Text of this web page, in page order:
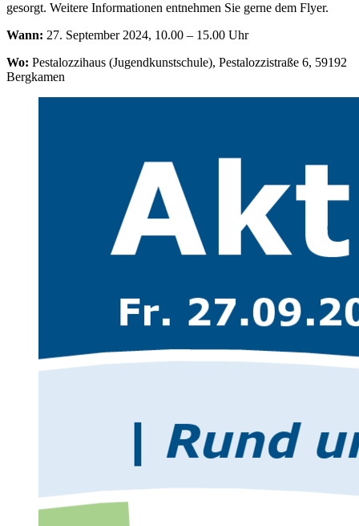
gesorgt. Weitere Informationen entnehmen Sie gerne dem Flyer.
Wann: 27. September 2024, 10.00 – 15.00 Uhr
Wo: Pestalozzihaus (Jugendkunstschule), Pestalozzistraße 6, 59192
Bergkamen